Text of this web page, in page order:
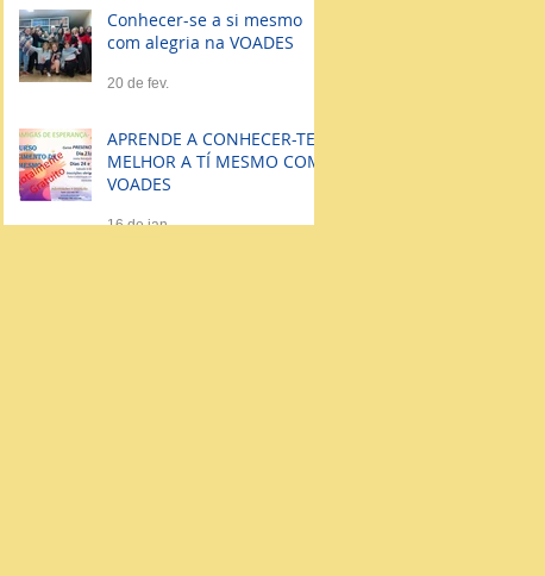
Conhecer-se a si mesmo
com alegria na VOADES
20 de fev.
APRENDE A CONHECER-TE
MELHOR A TÍ MESMO COM
VOADES
16 de jan.